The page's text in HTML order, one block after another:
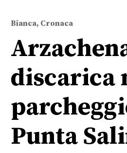
Bianca, Cronaca
discarica
Punta